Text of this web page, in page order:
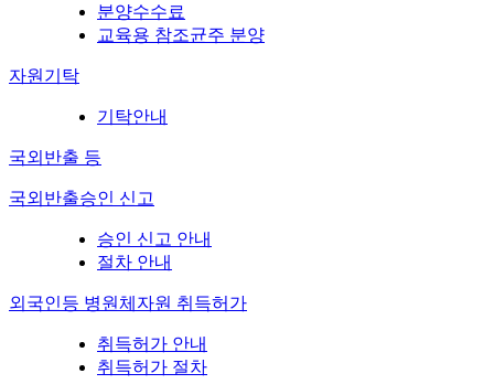
분양수수료
교육용 참조균주 분양
자원기탁
기탁안내
국외반출 등
국외반출승인 신고
승인 신고 안내
절차 안내
외국인등 병원체자원 취득허가
취득허가 안내
취득허가 절차